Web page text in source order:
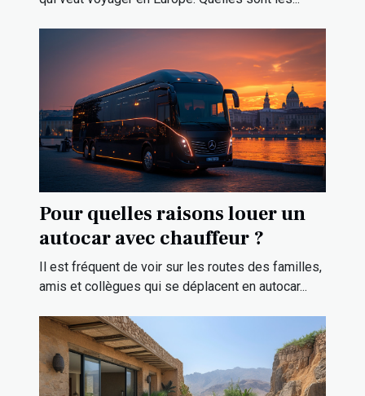
Pour quelles raisons louer un
autocar avec chauffeur ?
Il est fréquent de voir sur les routes des familles,
amis et collègues qui se déplacent en autocar...